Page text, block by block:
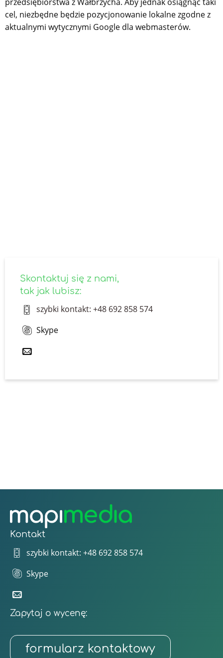
cel, niezbędne będzie pozycjonowanie lokalne zgodne z
aktualnymi wytycznymi Google dla webmasterów.
Skontaktuj się z nami,
tak jak lubisz:
szybki kontakt: +48 692 858 574
Skype
Kontakt
szybki kontakt: +48 692 858 574
Skype
Zapytaj o wycenę:
formularz kontaktowy